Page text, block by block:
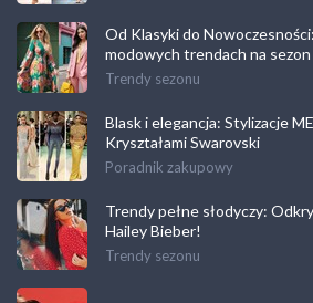
Od Klasyki do
modowych trendach na
Trendy sezonu
Blask i elegancja: Stylizacje
Kryształami Swarovski
Poradnik zakupowy
Trendy pełne słodyczy:
Hailey Bieber!
Trendy sezonu